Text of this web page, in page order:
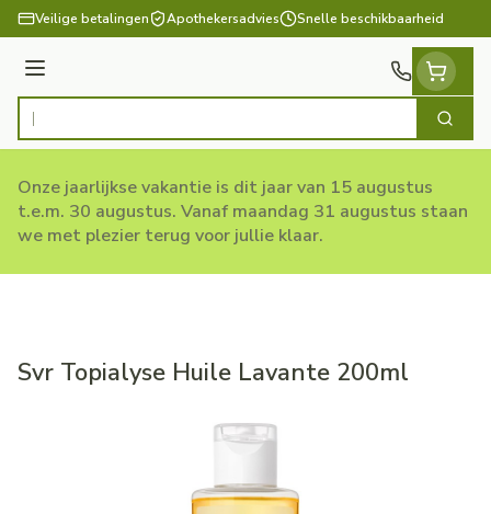
Ga naar de inhoud
Veilige betalingen Apothekersadvies Snelle beschikbaarheid
Menu
Product, merk, categorie... Zoek
Onze jaarlijkse vakantie is dit jaar van 15 augustus
t.e.m. 30 augustus. Vanaf maandag 31 augustus staan
we met plezier terug voor jullie klaar.
Svr Topialyse Huile Lavante 200ml